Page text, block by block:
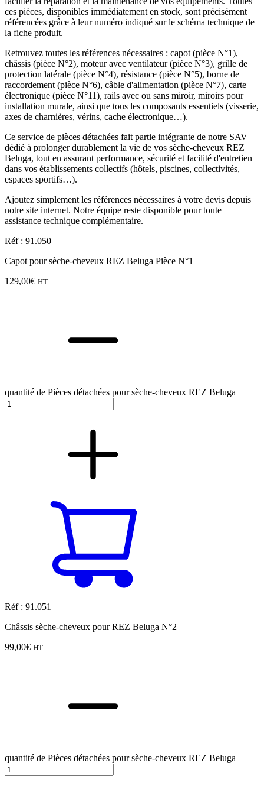
ces pièces, disponibles immédiatement en stock, sont précisément
référencées grâce à leur numéro indiqué sur le schéma technique de
la fiche produit.
Retrouvez toutes les références nécessaires : capot (pièce N°1),
châssis (pièce N°2), moteur avec ventilateur (pièce N°3), grille de
protection latérale (pièce N°4), résistance (pièce N°5), borne de
raccordement (pièce N°6), câble d'alimentation (pièce N°7), carte
électronique (pièce N°11), rails avec ou sans miroir, miroirs pour
installation murale, ainsi que tous les composants essentiels (visserie,
axes de charnières, vérins, cache électronique…).
Ce service de pièces détachées fait partie intégrante de notre SAV
dédié à prolonger durablement la vie de vos sèche-cheveux REZ
Beluga, tout en assurant performance, sécurité et facilité d'entretien
dans vos établissements collectifs (hôtels, piscines, collectivités,
espaces sportifs…).
Ajoutez simplement les références nécessaires à votre devis depuis
notre site internet. Notre équipe reste disponible pour toute
assistance technique complémentaire.
Réf : 91.050
Capot pour sèche-cheveux REZ Beluga Pièce N°1
129,00€ HT
quantité de Pièces détachées pour sèche-cheveux REZ Beluga
Réf : 91.051
Châssis sèche-cheveux pour REZ Beluga N°2
99,00€ HT
quantité de Pièces détachées pour sèche-cheveux REZ Beluga